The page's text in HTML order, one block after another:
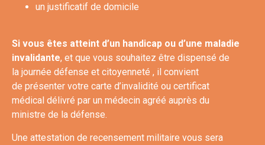
un justificatif de domicile
Si vous êtes atteint d’un handicap ou d’une maladie
invalidante, et que vous souhaitez être dispensé de
la journée défense et citoyenneté , il convient
de présenter votre carte d’invalidité ou certificat
médical délivré par un médecin agréé auprès du
ministre de la défense.
Une attestation de recensement militaire vous sera